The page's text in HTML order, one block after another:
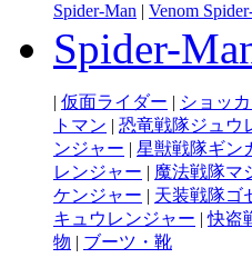
Spider-Man | Venom
Spider-
| 仮面ライダー | ショッ
トマン | 恐竜戦隊ジュウ
ンジャー | 星獣戦隊ギン
レンジャー | 魔法戦隊マ
ケンジャー | 天装戦隊ゴ
キュウレンジャー |快盗
物 | ブーツ・靴